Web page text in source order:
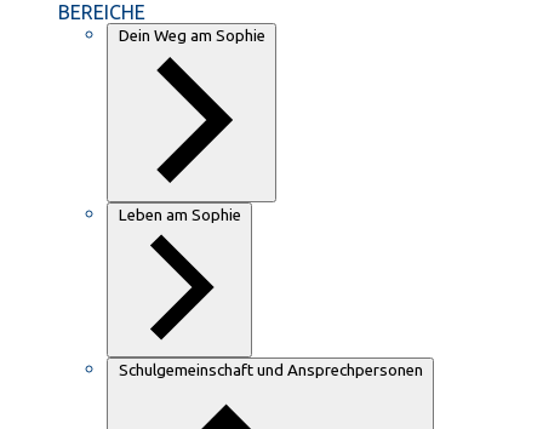
BEREICHE
Dein Weg am Sophie
Leben am Sophie
Schulgemeinschaft und Ansprechpersonen